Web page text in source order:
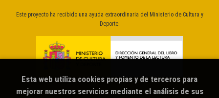
Este proyecto ha recibido una ayuda extraordinaria del Ministerio de Cultura y
Deporte.
Esta web utiliza cookies propias y de terceros para
mejorar nuestros servicios mediante el análisis de sus